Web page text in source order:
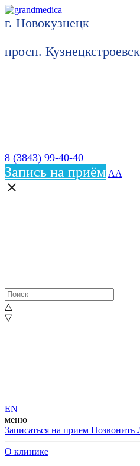
г. Новокузнецк
просп.
8 (3843) 99-40-40
Запись на приём АА
△
▽
EN
меню
Записаться на прием Позвонить
О клинике